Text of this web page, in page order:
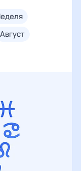
неделя
август